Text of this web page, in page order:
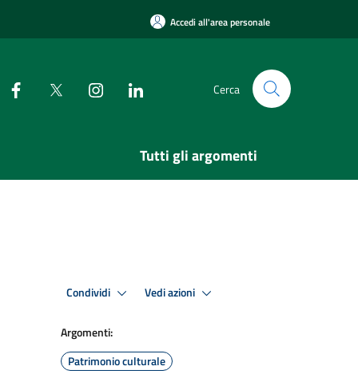
Accedi all'area personale
Cerca
Tutti gli argomenti
Condividi Vedi azioni
Argomenti:
Patrimonio culturale